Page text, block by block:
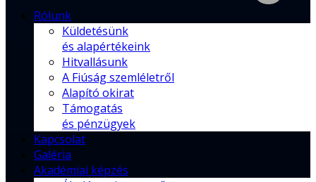
Rólunk
Küldetésünk
és alapértékeink
Hitvallásunk
A Fiúság szemléletről
Alapító okirat
Támogatás
és pénzügyek
Kapcsolat
Galéria
Akadémiai képzés